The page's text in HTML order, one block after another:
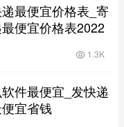
最便宜价格表_寄
便宜价格表2022
1.3K
件最便宜_发快递
宜省钱